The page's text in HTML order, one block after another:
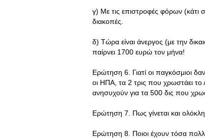
γ) Με τις επιστροφές φόρων (κάτι
διακοπές.
δ) Τώρα είναι άνεργος (με την
παίρνει 1700 ευρώ τον μήνα!
Ερώτηση 6. Γιατί οι παγκόσμιοι
οι ΗΠΑ, τα 2 τρις που χρωστάει
ανησυχούν για τα 500 δις που
Ερώτηση 7. Πως γίνεται και
Ερώτηση 8. Ποιοι έχουν τόσα